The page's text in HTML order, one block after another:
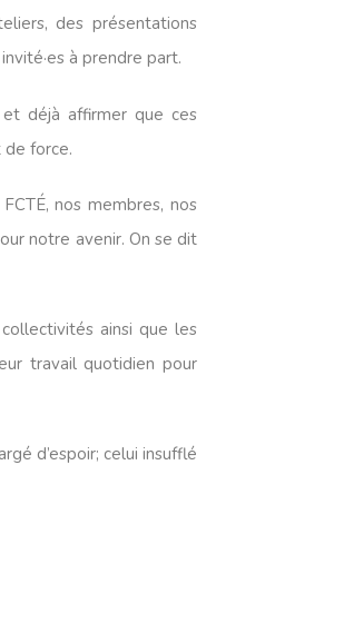
des présentations
à prendre part.
et déjà affirmer que ces
force.
nos membres, nos
notre avenir. On se dit
ainsi que les
travail quotidien pour
d’espoir; celui insufflé